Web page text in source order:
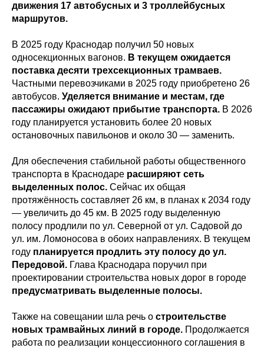
движения 17 автобусных и 3 троллейбусных
маршрутов.
В 2025 году Краснодар получил 50 новых
односекционных вагонов. В текущем ожидается
поставка десяти трехсекционных трамваев.
Частными перевозчиками в 2025 году приобретено 26
автобусов. Уделяется внимание и местам, где
пассажиры ожидают прибытие транспорта. В 2026
году планируется установить более 20 новых
остановочных павильонов и около 30 — заменить.
Для обеспечения стабильной работы общественного
транспорта в Краснодаре расширяют сеть
выделенных полос. Сейчас их общая
протяжённость составляет 26 км, в планах к 2034 году
— увеличить до 45 км. В 2025 году выделенную
полосу продлили по ул. Северной от ул. Садовой до
ул. им. Ломоносова в обоих направлениях. В текущем
году планируется продлить эту полосу до ул.
Передовой. Глава Краснодара поручил при
проектировании строительства новых дорог в городе
предусматривать выделенные полосы.
Также на совещании шла речь о строительстве
новых трамвайных линий в городе. Продолжается
работа по реализации концессионного соглашения в